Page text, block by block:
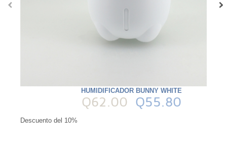
HUMIDIFICADOR BUNNY WHITE
Q62.00 Q55.80
Descuento del 10%
‹ ›